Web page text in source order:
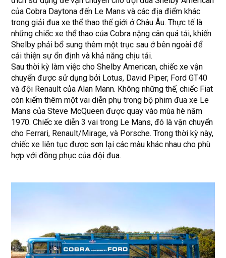
của Cobra Daytona đến Le Mans và các địa điểm khác
trong giải đua xe thể thao thế giới ở Châu Âu. Thực tế là
những chiếc xe thể thao của Cobra nặng cân quá tải, khiến
Shelby phải bổ sung thêm một trục sau ở bên ngoài để
cải thiện sự ổn định và khả năng chịu tải.
Sau thời kỳ làm việc cho Shelby American, chiếc xe vận
chuyển được sử dụng bởi Lotus, David Piper, Ford GT40
và đội Renault của Alan Mann. Không những thế, chiếc Fiat
còn kiếm thêm một vai diễn phụ trong bộ phim đua xe Le
Mans của Steve McQueen được quay vào mùa hè năm
1970. Chiếc xe diễn 3 vai trong Le Mans, đó là vận chuyển
cho Ferrari, Renault/Mirage, và Porsche. Trong thời kỳ này,
chiếc xe liên tục được sơn lại các màu khác nhau cho phù
hợp với đồng phục của đội đua.